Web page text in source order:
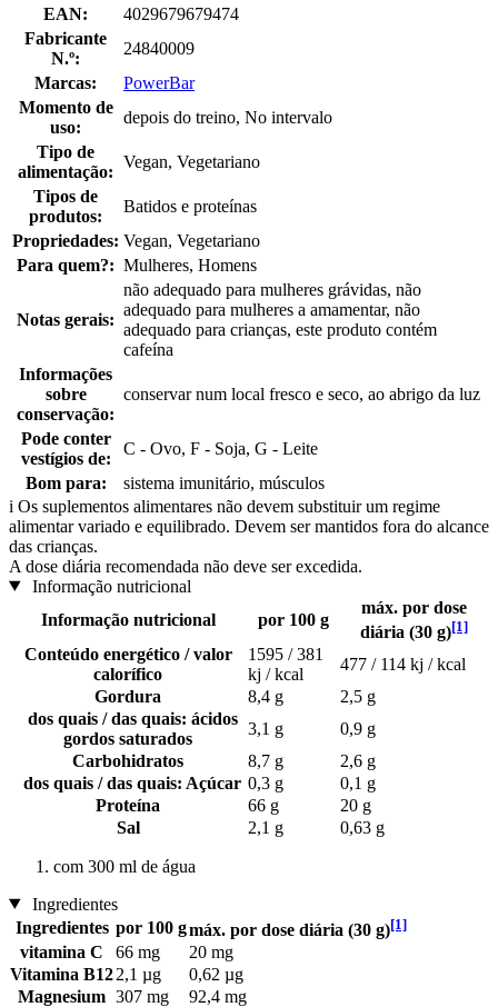
EAN:
4029679679474
Fabricante
N.º:
24840009
Marcas:
PowerBar
Momento de
uso:
depois do treino, No intervalo
Tipo de
alimentação:
Vegan, Vegetariano
Tipos de
produtos:
Batidos e proteínas
Propriedades: Vegan, Vegetariano
Para quem?: Mulheres, Homens
Notas gerais:
não adequado para mulheres grávidas, não
adequado para mulheres a amamentar, não
adequado para crianças, este produto contém
cafeína
Informações
sobre
conservação:
conservar num local fresco e seco, ao abrigo da luz
Pode conter
vestígios de:
C - Ovo, F - Soja, G - Leite
Bom para:
sistema imunitário, músculos
i Os suplementos alimentares não devem substituir um regime
alimentar variado e equilibrado. Devem ser mantidos fora do alcance
das crianças.
A dose diária recomendada não deve ser excedida.
Informação nutricional
Informação nutricional
por 100 g
máx. por dose
diária (30 g)[1]
Conteúdo energético / valor
calorífico
1595 / 381
kj / kcal
477 / 114 kj / kcal
Gordura
8,4 g
2,5 g
dos quais / das quais: ácidos
gordos saturados
3,1 g
0,9 g
Carbohidratos
8,7 g
2,6 g
dos quais / das quais: Açúcar 0,3 g
0,1 g
Proteína
66 g
20 g
Sal
2,1 g 0,63 g
com 300 ml de água
Ingredientes
Ingredientes por 100 gmáx. por dose diária (30 g)[1]
vitamina C 66 mg
20 mg
Vitamina B122,1 µg
0,62 µg
Magnesium 307 mg 92,4 mg